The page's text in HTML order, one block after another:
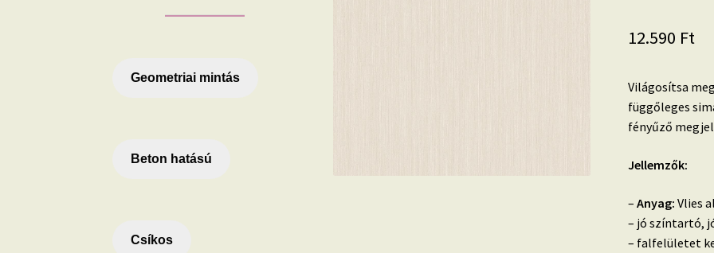
12.590 Ft
Világosítsa
függőleges
fényűző
Jellemzők:
– Anyag: Vlies
– jó színtartó,
– falfelületet
Geometriai mintás
Beton hatású
Csíkos